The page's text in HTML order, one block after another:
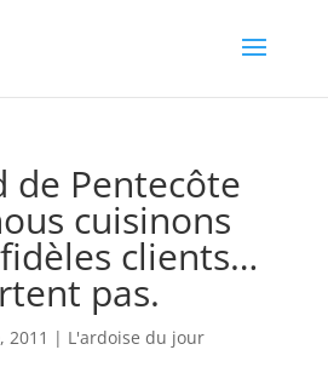
de Pentecôte
cuisinons
clients…
pas.
2011 | L'ardoise du jour